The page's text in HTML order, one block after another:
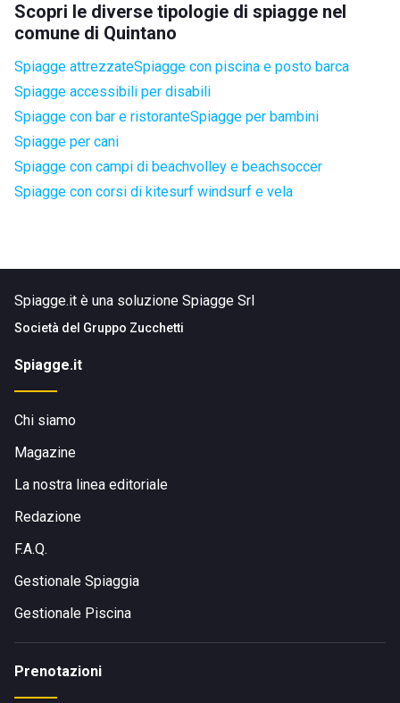
Scopri le diverse tipologie di spiagge nel
comune di Quintano
Spiagge attrezzateSpiagge con piscina e posto barca
Spiagge accessibili per disabili
Spiagge con bar e ristoranteSpiagge per bambini
Spiagge per cani
Spiagge con campi di beachvolley e beachsoccer
Spiagge con corsi di kitesurf windsurf e vela
Spiagge.it è una soluzione Spiagge Srl
Società del Gruppo Zucchetti
Spiagge.it
Chi siamo
Magazine
La nostra linea editoriale
Redazione
F.A.Q.
Gestionale Spiaggia
Gestionale Piscina
Prenotazioni